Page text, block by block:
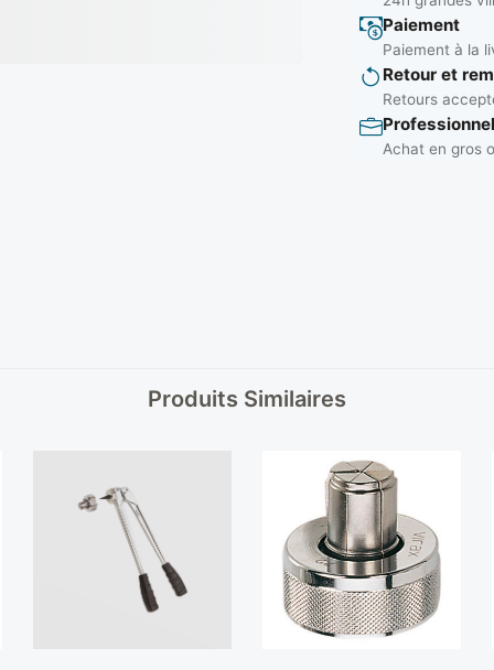
Paiement
Paiement à la
Retour et
Retours
Achat en gros
Produits Similaires